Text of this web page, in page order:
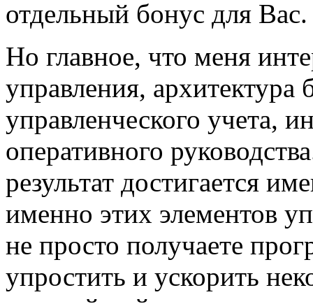
отдельный бонус для Вас.
Но главное, что меня
управления, архитектура
управленческого учета,
оперативного
результат достигается
именно этих элементов
не просто получаете
упростить и ускорить